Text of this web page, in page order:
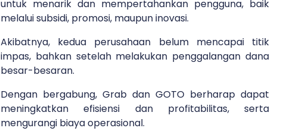
untuk menarik dan mempertahankan pengguna, baik
melalui subsidi, promosi, maupun inovasi.
Akibatnya, kedua perusahaan belum mencapai titik
impas, bahkan setelah melakukan penggalangan dana
besar-besaran.
Dengan bergabung, Grab dan GOTO berharap dapat
meningkatkan efisiensi dan profitabilitas, serta
mengurangi biaya operasional.